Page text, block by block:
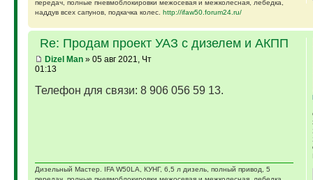
передач, полные пневмоблокировки межосевая и межколесная, лебедка,
наддув всех сапунов, подкачка колес. http://ifaw50.forum24.ru/
Re: Продам проект УАЗ с дизелем и АКПП
Dizel Man» 05 авг 2021, Чт
01:13
Телефон для связи: 8 906 056 59 13.
Дизельный Мастер. IFA W50LA, КУНГ, 6,5 л дизель, полный привод, 5